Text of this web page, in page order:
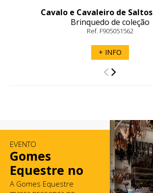
Cavalo e Cavaleiro de
Brinquedo de coleção
Ref. F905051562
+ INFO
EVENTO
Gomes
Equestre no
Mercado de
A Gomes Equestre